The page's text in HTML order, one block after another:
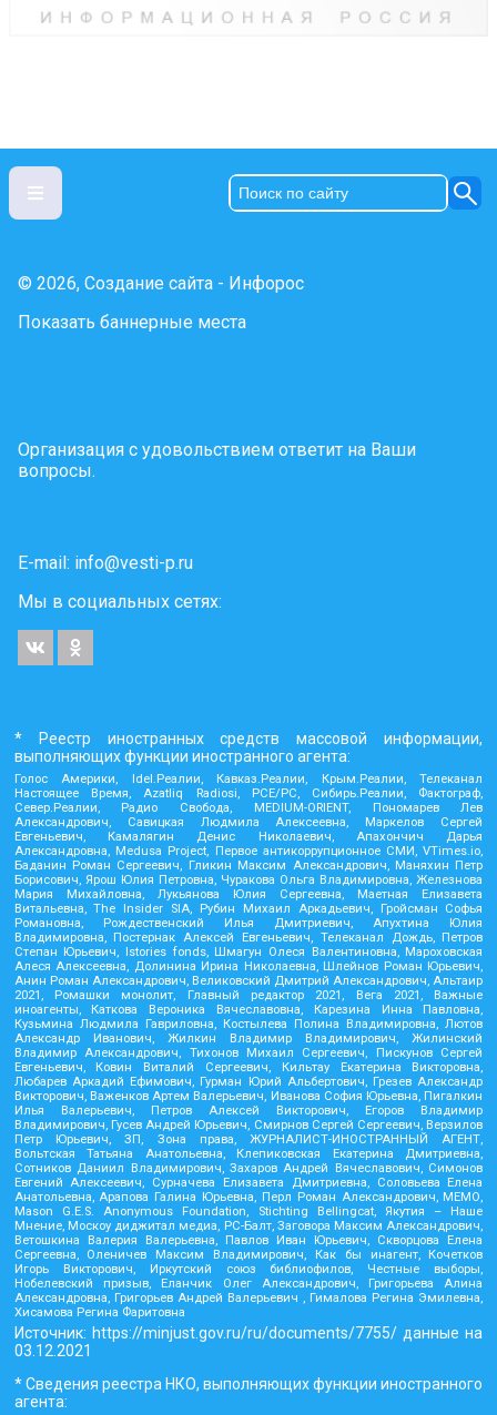
© 2026, Создание сайта - Инфорос
Показать баннерные места
Организация с удовольствием ответит на Ваши
вопросы.
E-mail: info@vesti-p.ru
Мы в социальных сетях:
* Реестр иностранных средств массовой информации,
выполняющих функции иностранного агента:
Голос Америки, Idel.Реалии, Кавказ.Реалии, Крым.Реалии, Телеканал
Настоящее Время, Azatliq Radiosi, PCE/PC, Сибирь.Реалии, Фактограф,
Север.Реалии, Радио Свобода, MEDIUM-ORIENT, Пономарев Лев
Александрович, Савицкая Людмила Алексеевна, Маркелов Сергей
Евгеньевич, Камалягин Денис Николаевич, Апахончич Дарья
Александровна, Medusa Project, Первое антикоррупционное СМИ, VTimes.io,
Баданин Роман Сергеевич, Гликин Максим Александрович, Маняхин Петр
Борисович, Ярош Юлия Петровна, Чуракова Ольга Владимировна, Железнова
Мария Михайловна, Лукьянова Юлия Сергеевна, Маетная Елизавета
Витальевна, The Insider SIA, Рубин Михаил Аркадьевич, Гройсман Софья
Романовна, Рождественский Илья Дмитриевич, Апухтина Юлия
Владимировна, Постернак Алексей Евгеньевич, Телеканал Дождь, Петров
Степан Юрьевич, Istories fonds, Шмагун Олеся Валентиновна, Мароховская
Алеся Алексеевна, Долинина Ирина Николаевна, Шлейнов Роман Юрьевич,
Анин Роман Александрович, Великовский Дмитрий Александрович, Альтаир
2021, Ромашки монолит, Главный редактор 2021, Вега 2021, Важные
иноагенты, Каткова Вероника Вячеславовна, Карезина Инна Павловна,
Кузьмина Людмила Гавриловна, Костылева Полина Владимировна, Лютов
Александр Иванович, Жилкин Владимир Владимирович, Жилинский
Владимир Александрович, Тихонов Михаил Сергеевич, Пискунов Сергей
Евгеньевич, Ковин Виталий Сергеевич, Кильтау Екатерина Викторовна,
Любарев Аркадий Ефимович, Гурман Юрий Альбертович, Грезев Александр
Викторович, Важенков Артем Валерьевич, Иванова София Юрьевна, Пигалкин
Илья Валерьевич, Петров Алексей Викторович, Егоров Владимир
Владимирович, Гусев Андрей Юрьевич, Смирнов Сергей Сергеевич, Верзилов
Петр Юрьевич, ЗП, Зона права, ЖУРНАЛИСТ-ИНОСТРАННЫЙ АГЕНТ,
Вольтская Татьяна Анатольевна, Клепиковская Екатерина Дмитриевна,
Сотников Даниил Владимирович, Захаров Андрей Вячеславович, Симонов
Евгений Алексеевич, Сурначева Елизавета Дмитриевна, Соловьева Елена
Анатольевна, Арапова Галина Юрьевна, Перл Роман Александрович, МЕМО,
Mason G.E.S. Anonymous Foundation, Stichting Bellingcat, Якутия – Наше
Мнение, Москоу диджитал медиа, РС-Балт, Заговора Максим Александрович,
Ветошкина Валерия Валерьевна, Павлов Иван Юрьевич, Скворцова Елена
Сергеевна, Оленичев Максим Владимирович, Как бы инагент, Кочетков
Игорь Викторович, Иркутский союз библиофилов, Честные выборы,
Нобелевский призыв, Еланчик Олег Александрович, Григорьева Алина
Александровна, Григорьев Андрей Валерьевич , Гималова Регина Эмилевна,
Хисамова Регина Фаритовна
Источник: https://minjust.gov.ru/ru/documents/7755/данные на
03.12.2021
* Сведения реестра НКО, выполняющих функции иностранного
агента: